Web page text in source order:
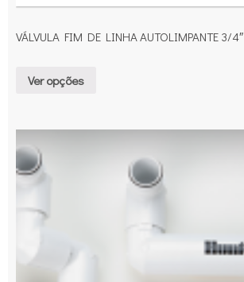
VÁLVULA FIM DE LINHA AUTOLIMPANTE 3/4″
Ver opções